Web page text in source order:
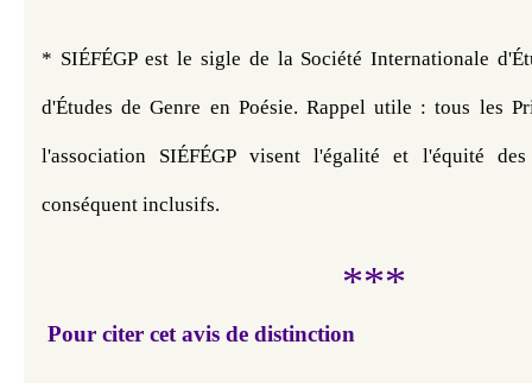
* SIÉFÉGP est le sigle de la Société Internationale
d'Études de Genre en Poésie. Rappel utile : tous les
l'association SIÉFÉGP visent l'égalité et l'équité
conséquent inclusifs.
***
Pour citer cet avis de distinction